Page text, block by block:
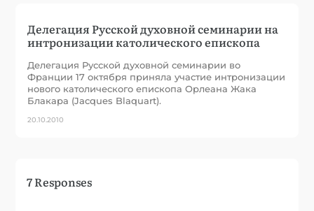
Делегация Русской духовной семинарии на
интронизации католического епископа
Делегация Русской духовной семинарии во
Франции 17 октября приняла участие интронизации
нового католического епископа Орлеана Жака
Блакара (Jacques Blaquart).
20.10.2010
7 Responses